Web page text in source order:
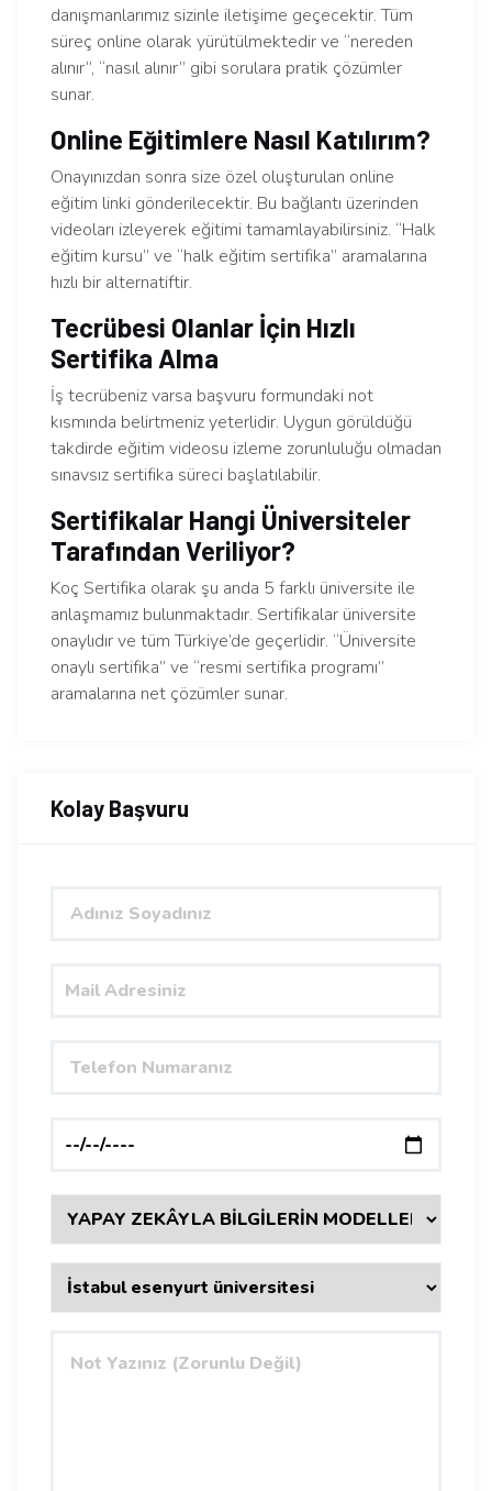
danışmanlarımız sizinle iletişime geçecektir. Tüm
süreç online olarak yürütülmektedir ve “nereden
alınır”, “nasıl alınır” gibi sorulara pratik çözümler
sunar.
Online Eğitimlere Nasıl Katılırım?
Onayınızdan sonra size özel oluşturulan online
eğitim linki gönderilecektir. Bu bağlantı üzerinden
videoları izleyerek eğitimi tamamlayabilirsiniz. “Halk
eğitim kursu” ve “halk eğitim sertifika” aramalarına
hızlı bir alternatiftir.
Tecrübesi Olanlar İçin Hızlı
Sertifika Alma
İş tecrübeniz varsa başvuru formundaki not
kısmında belirtmeniz yeterlidir. Uygun görüldüğü
takdirde eğitim videosu izleme zorunluluğu olmadan
sınavsız sertifika süreci başlatılabilir.
Sertifikalar Hangi Üniversiteler
Tarafından Veriliyor?
Koç Sertifika olarak şu anda 5 farklı üniversite ile
anlaşmamız bulunmaktadır. Sertifikalar üniversite
onaylıdır ve tüm Türkiye’de geçerlidir. “Üniversite
onaylı sertifika” ve “resmi sertifika programı”
aramalarına net çözümler sunar.
Kolay Başvuru